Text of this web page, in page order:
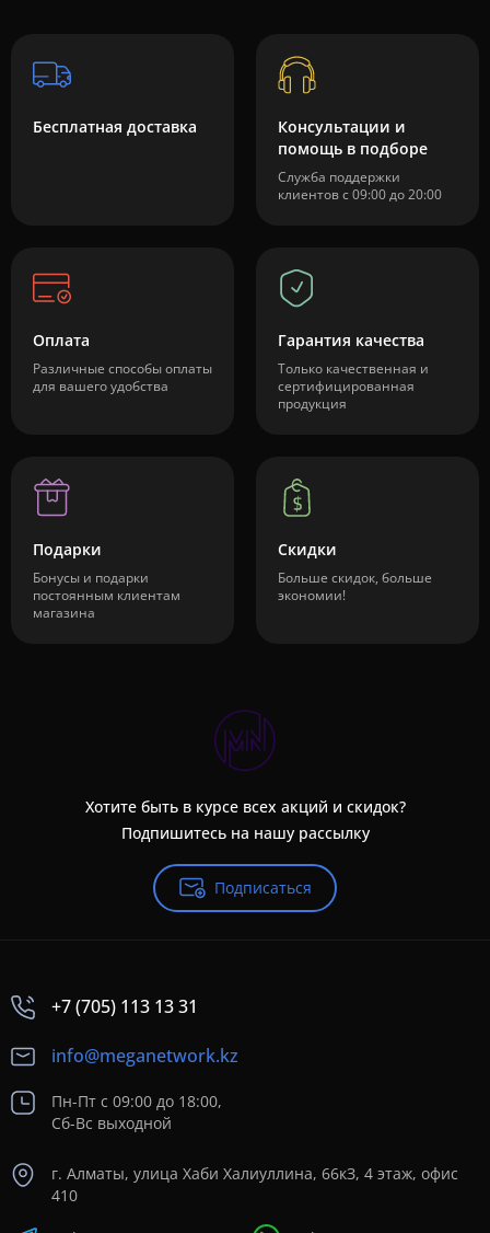
Бесплатная доставка
Консультации и
помощь в подборе
Служба поддержки
клиентов с 09:00 до 20:00
Оплата
Различные способы оплаты
для вашего удобства
Гарантия качества
Только качественная и
сертифицированная
продукция
Подарки
Бонусы и подарки
постоянным клиентам
магазина
Скидки
Больше скидок, больше
экономии!
Хотите быть в курсе всех акций и скидок?
Подпишитесь на нашу рассылку
Подписаться
+7 (705) 113 13 31
info@meganetwork.kz
Пн-Пт с 09:00 до 18:00,
Сб-Вс выходной
г. Алматы, улица Хаби Халиуллина, 66кЗ, 4 этаж, офис
410